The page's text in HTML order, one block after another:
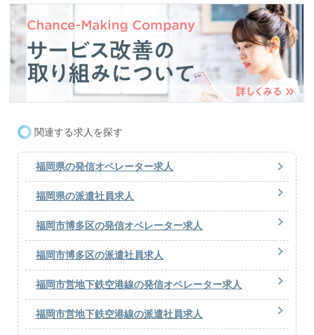
関連する求人を探す
福岡県の発信オペレーター求人
福岡県の派遣社員求人
福岡市博多区の発信オペレーター求人
福岡市博多区の派遣社員求人
福岡市営地下鉄空港線の発信オペレーター求人
福岡市営地下鉄空港線の派遣社員求人